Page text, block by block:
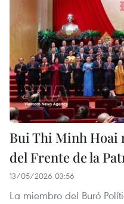
Bui Thi Minh Hoai
del Frente de la
13/05/2026 03:56
La miembro del Buró